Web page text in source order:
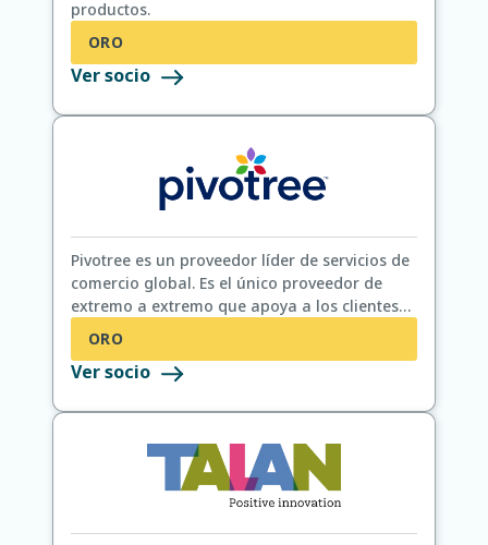
productos.
ORO
Ver socio
Pivotree es un proveedor líder de servicios de
comercio global. Es el único proveedor de
extremo a extremo que apoya a los clientes
desde la estrategia, la selección de la
hasta el soporte permanente: un solo recurso
siempre cambiante.
ORO
Ver socio